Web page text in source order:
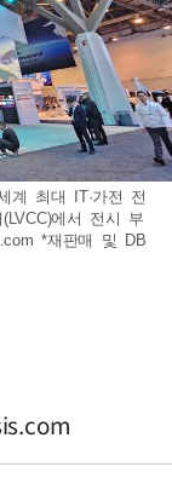
계 최대 IT·가전 전
에서 전시 부
*재판매 및 DB